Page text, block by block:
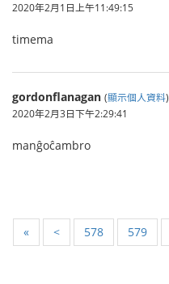
2020年2月1日上午11:49:15
timema
gordonflanagan (顯示個人資料)
2020年2月3日下午2:29:41
manĝoĉambro
« < 578 579